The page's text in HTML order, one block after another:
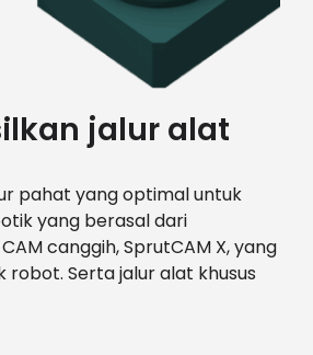
jalur alat
pahat yang optimal untuk
yang berasal dari
canggih, SprutCAM X, yang
robot. Serta jalur alat khusus